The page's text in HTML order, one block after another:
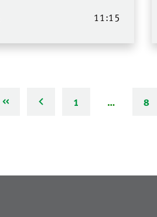
11:15
1 … 8